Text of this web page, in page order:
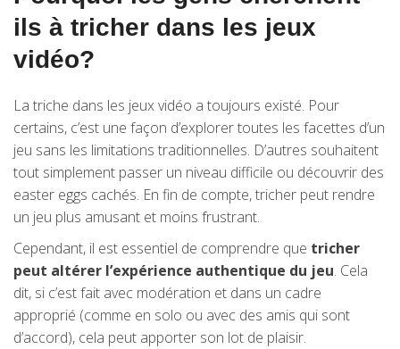
ils à tricher dans les jeux
vidéo?
La triche dans les jeux vidéo a toujours existé. Pour
certains, c’est une façon d’explorer toutes les facettes d’un
jeu sans les limitations traditionnelles. D’autres souhaitent
tout simplement passer un niveau difficile ou découvrir des
easter eggs cachés. En fin de compte, tricher peut rendre
un jeu plus amusant et moins frustrant.
Cependant, il est essentiel de comprendre que tricher
peut altérer l’expérience authentique du jeu. Cela
dit, si c’est fait avec modération et dans un cadre
approprié (comme en solo ou avec des amis qui sont
d’accord), cela peut apporter son lot de plaisir.